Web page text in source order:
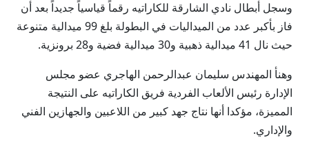
وسجل أبطال نادي الشارقة للكاراتيه رقماً قياسياً جديداً بعد أن
فاز بأكبر عدد من الميداليات في البطولة بلغ 99 ميدالية متنوعة
حيث نال 41 ميدالية ذهبية و30 ميدالية فضية و28 برونزية.
وهنأ المهندس سليمان عبدالرحمن الهاجري عضو مجلس
الإدارة رئيس الألعاب الفردية فريق الكاراتيه على النتيجة
المميزة، مؤكدا أنها نتاج جهد كبير من اللاعبين والجهازين الفني
والإداري.